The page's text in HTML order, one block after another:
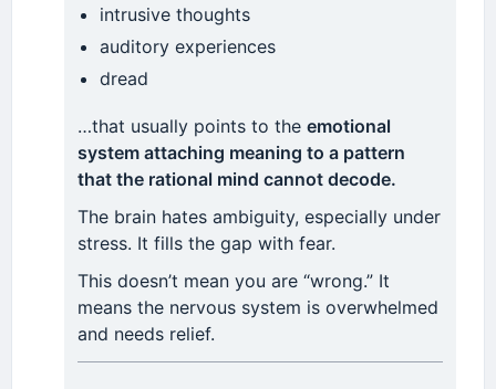
intrusive thoughts
auditory experiences
dread
…that usually points to the emotional
system attaching meaning to a pattern
that the rational mind cannot decode.
The brain hates ambiguity, especially under
stress. It fills the gap with fear.
This doesn’t mean you are “wrong.” It
means the nervous system is overwhelmed
and needs relief.